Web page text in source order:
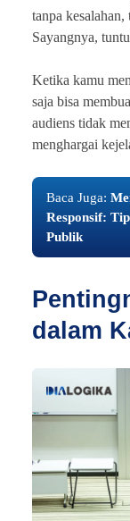
tanpa
Sayangnya,
Ketika kamu
saja bisa
audiens tidak
menghargai
Baca Juga:
Responsif:
Publik
dalam